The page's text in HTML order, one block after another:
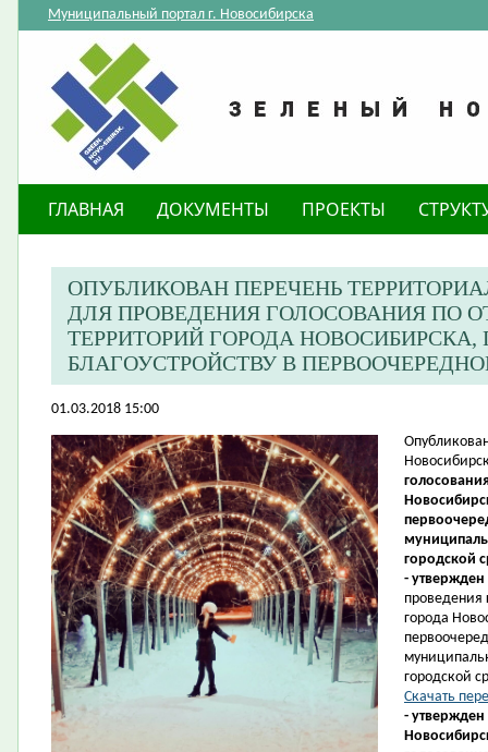
Муниципальный портал г. Новосибирска
ГЛАВНАЯ ДОКУМЕНТЫ ПРОЕКТЫ
ОПУБЛИКОВАН ПЕРЕЧЕНЬ
ДЛЯ ПРОВЕДЕНИЯ ГОЛОСОВАНИЯ ПО
ТЕРРИТОРИЙ ГОРОДА
БЛАГОУСТРОЙСТВУ В
01.03.2018 15:00
городской
-
проведения
города
городской
Скачать
- утвержден